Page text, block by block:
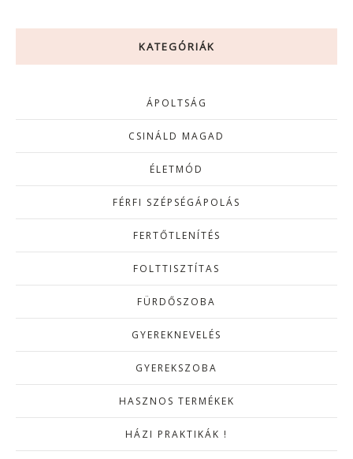
KATEGÓRIÁK
ÁPOLTSÁG
CSINÁLD MAGAD
ÉLETMÓD
FÉRFI SZÉPSÉGÁPOLÁS
FERTŐTLENÍTÉS
FOLTTISZTÍTAS
FÜRDŐSZOBA
GYEREKNEVELÉS
GYEREKSZOBA
HASZNOS TERMÉKEK
HÁZI PRAKTIKÁK !